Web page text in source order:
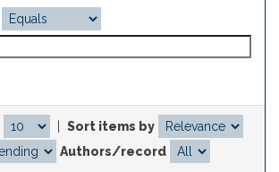
Sort items by
Authors/record